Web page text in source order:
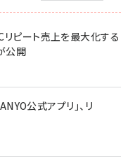
リピート売上を最大化する
公開
公式アプリ」、リ